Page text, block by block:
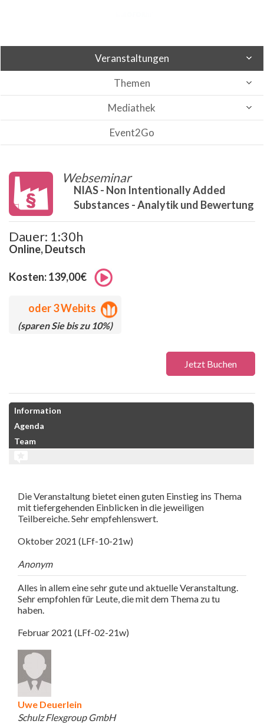
Veranstaltungen
Themen
Mediathek
Event2Go
Webseminar
NIAS - Non Intentionally Added
Substances - Analytik und Bewertung
Dauer: 1:30h
Online, Deutsch
Kosten: 139,00€
oder3 Webits
(sparen Sie bis zu 10%)
Jetzt Buchen
Information
Agenda
Team
Die Veranstaltung bietet einen guten Einstieg ins Thema
mit tiefergehenden Einblicken in die jeweiligen
Teilbereiche. Sehr empfehlenswert.
Oktober 2021 (LFf-10-21w)
Anonym
Alles in allem eine sehr gute und aktuelle Veranstaltung.
Sehr empfohlen für Leute, die mit dem Thema zu tu
haben.
Februar 2021 (LFf-02-21w)
Uwe Deuerlein
Schulz Flexgroup GmbH